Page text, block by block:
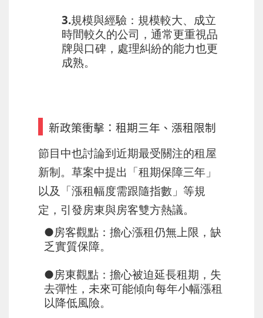
3.規模與經驗 ：規模較大、成立
時間較久的公司，通常更重視品
牌與口碑，處理糾紛的能力也更
成熟。
新政策衝擊：租期三年、漲租限制
節目中也討論到近期最受關注的租屋
新制。草案中提出「租期保障三年」
以及「漲租幅度需跟隨指數」等規
定，引發房東與房客雙方熱議。
●房客觀點 ：擔心漲租仍無上限，缺
乏實質保障。
●房東觀點 ：擔心被迫延長租期，失
去彈性，未來可能傾向每年小幅漲租
以降低風險。